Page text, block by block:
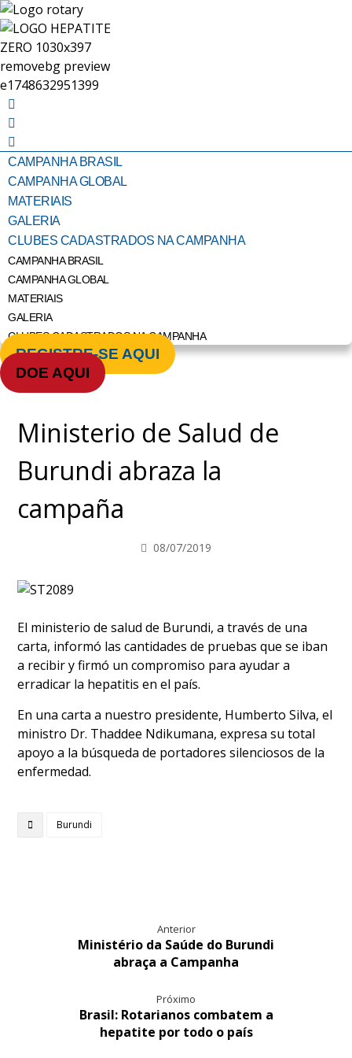
CAMPANHA BRASIL
CAMPANHA GLOBAL
MATERIAIS
GALERIA
CLUBES CADASTRADOS NA CAMPANHA
CAMPANHA BRASIL
CAMPANHA GLOBAL
MATERIAIS
GALERIA
CLUBES CADASTRADOS NA CAMPANHA
REGISTRE-SE AQUI
DOE AQUI
Ministerio de Salud de
Burundi abraza la
campaña
08/07/2019
El ministerio de salud de Burundi, a través de una
carta, informó las cantidades de pruebas que se iban
a recibir y firmó un compromiso para ayudar a
erradicar la hepatitis en el país.
En una carta a nuestro presidente, Humberto Silva, el
ministro Dr. Thaddee Ndikumana, expresa su total
apoyo a la búsqueda de portadores silenciosos de la
enfermedad.
Burundi
Anterior
Ministério da Saúde do Burundi
abraça a Campanha
Próximo
Brasil: Rotarianos combatem a
hepatite por todo o país